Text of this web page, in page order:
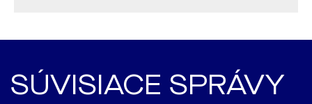
SÚVISIACE SPRÁVY